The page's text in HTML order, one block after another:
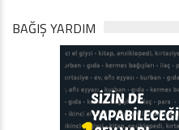
BAĞIŞ YARDIM